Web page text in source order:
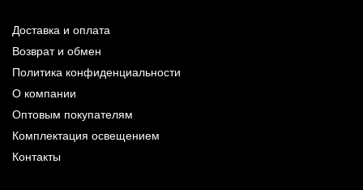
Доставка и оплата
Возврат и обмен
Политика конфиденциальности
О компании
Оптовым покупателям
Комплектация освещением
Контакты